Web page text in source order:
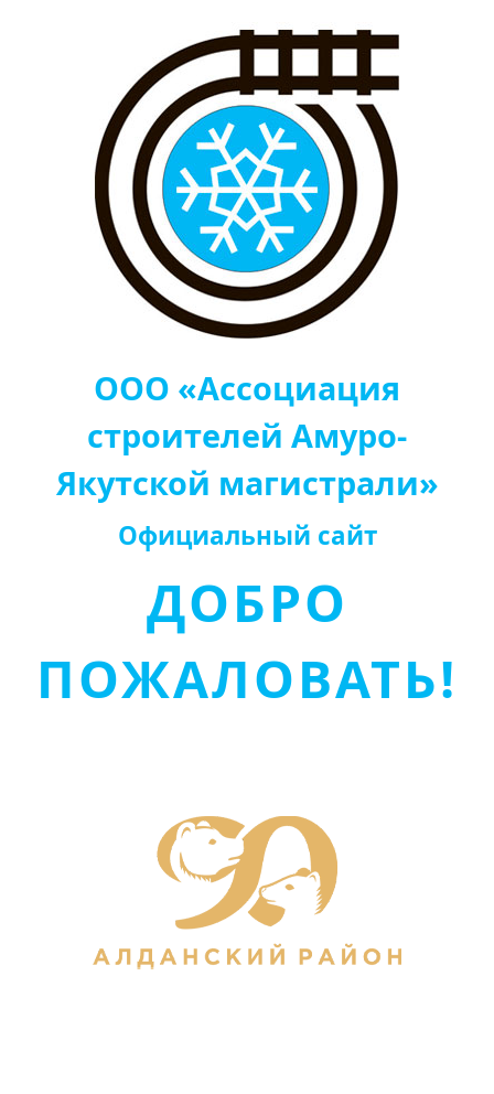
ООО «Ассоциация
строителей Амуро-
Якутской магистрали»
Официальный сайт
ДОБРО
ПОЖАЛОВАТЬ!